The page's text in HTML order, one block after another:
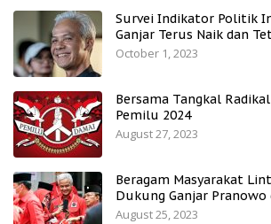
Survei Indikator Politik
Ganjar Terus Naik dan
October 1, 2023
Bersama Tangkal
Pemilu 2024
August 27, 2023
Beragam Masyarakat
Dukung Ganjar Pranowo
August 25, 2023